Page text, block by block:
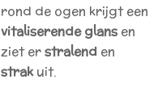
rond de ogen krijgt een
vitaliserende glans en
ziet erstralend en
strakuit.